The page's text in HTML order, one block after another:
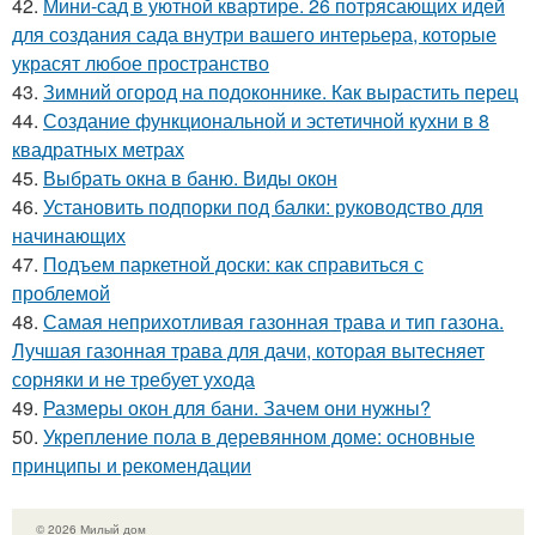
42. Мини-сад в уютной квартире. 26 потрясающих идей
для создания сада внутри вашего интерьера, которые
украсят любое пространство
43. Зимний огород на подоконнике. Как вырастить перец
44. Создание функциональной и эстетичной кухни в 8
квадратных метрах
45. Выбрать окна в баню. Виды окон
46. Установить подпорки под балки: руководство для
начинающих
47. Подъем паркетной доски: как справиться с
проблемой
48. Самая неприхотливая газонная трава и тип газона.
Лучшая газонная трава для дачи, которая вытесняет
сорняки и не требует ухода
49. Размеры окон для бани. Зачем они нужны?
50. Укрепление пола в деревянном доме: основные
принципы и рекомендации
© 2026 Милый дом